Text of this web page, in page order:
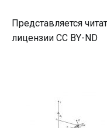
Представляется
лицензии CC BY-ND